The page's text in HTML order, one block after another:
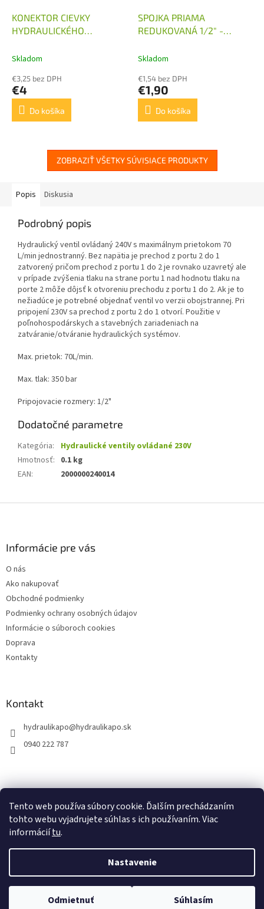
Tento web používa súbory cookie. Ďalším prechádzaním
tohto webu vyjadrujete súhlas s ich používaním. Viac
informáciítu.
Nastavenie
Odmietnuť Súhlasím
KONEKTOR CIEVKY
HYDRAULICKÉHO
USMERŇOVAČOM
Skladom
€3,25 bez DPH
€4
Do košíka
SPOJKA PRIAMA
REDUKOVANÁ 1/2" -
Skladom
€1,54 bez DPH
€1,90
Do košíka
ZOBRAZIŤ VŠETKY SÚVISIACE PRODUKTY
Popis Diskusia
Podrobný popis
Hydraulický ventil ovládaný 240V s maximálnym prietokom 70
L/min jednostranný. Bez napätia je prechod z portu 2 do 1
zatvorený pričom prechod z portu 1 do 2 je rovnako uzavretý ale
v prípade zvýšenia tlaku na strane portu 1 nad hodnotu tlaku na
porte 2 môže dôjsť k otvoreniu prechodu z portu 1 do 2. Ak je to
nežiadúce je potrebné objednať ventil vo verzii obojstrannej. Pri
pripojení 230V sa prechod z portu 2 do 1 otvorí. Použitie v
poľnohospodárskych a stavebných zariadeniach na
zatváranie/otváranie hydraulických systémov.
Max. prietok: 70L/min.
Max. tlak: 350 bar
Pripojovacie rozmery: 1/2"
Dodatočné parametre
Kategória:
Hydraulické ventily ovládané 230V
Hmotnosť: 0.1 kg
EAN: 2000000240014
Informácie pre vás
O nás
Ako nakupovať
Obchodné podmienky
Podmienky ochrany osobných údajov
Informácie o súboroch cookies
Doprava
Kontakty
Kontakt
hydraulikapo@hydraulikapo.sk
0940 222 787
Vytvoril Shoptet
Copyright 2026HYDRAULIKA PO . Všetky práva vyhradené.